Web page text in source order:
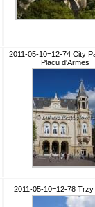
2011-05-10=12-74 City
Placu d'Armes
2011-05-10=12-78 Trzy